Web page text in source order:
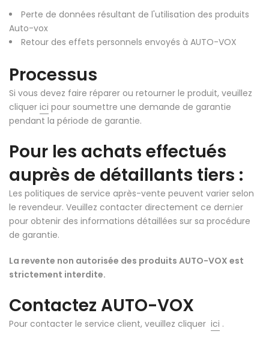
Perte de données résultant de l'utilisation des produits
Auto-vox
Retour des effets personnels envoyés à AUTO-VOX
Processus
Si vous devez faire réparer ou retourner le produit, veuillez
cliquer ici pour soumettre une demande de garantie
pendant la période de garantie.
Pour les achats effectués
auprès de détaillants tiers :
Les politiques de service après-vente peuvent varier selon
le revendeur. Veuillez contacter directement ce dernier
pour obtenir des informations détaillées sur sa procédure
de garantie.
La revente non autorisée des produits AUTO-VOX est
strictement interdite.
Contactez AUTO-VOX
Pour contacter le service client, veuillez cliquer ici .